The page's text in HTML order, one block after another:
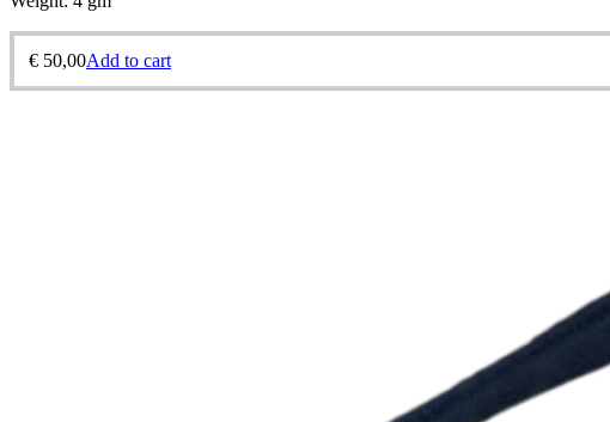
€ 50,00Add to cart